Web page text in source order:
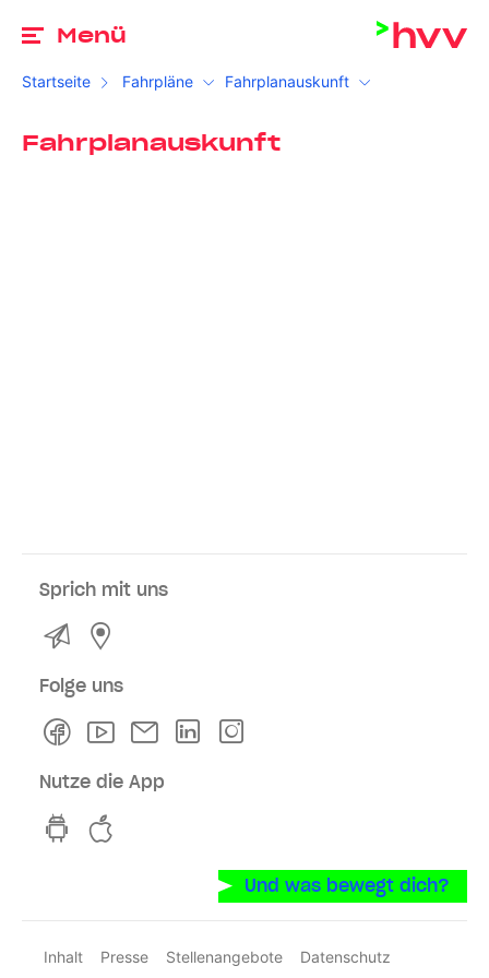
Menü
Startseite Fahrpläne Fahrplanauskunft
Fahrplanauskunft
Sprich mit uns
Kontakt
Folge uns
FacebookYoutubeNewsletterLinkedln
Nutze die App
hvv switch App auf GooglePlay
Und was bewegt dich?
Inhalt Presse Stellenangebote
Datenschutz